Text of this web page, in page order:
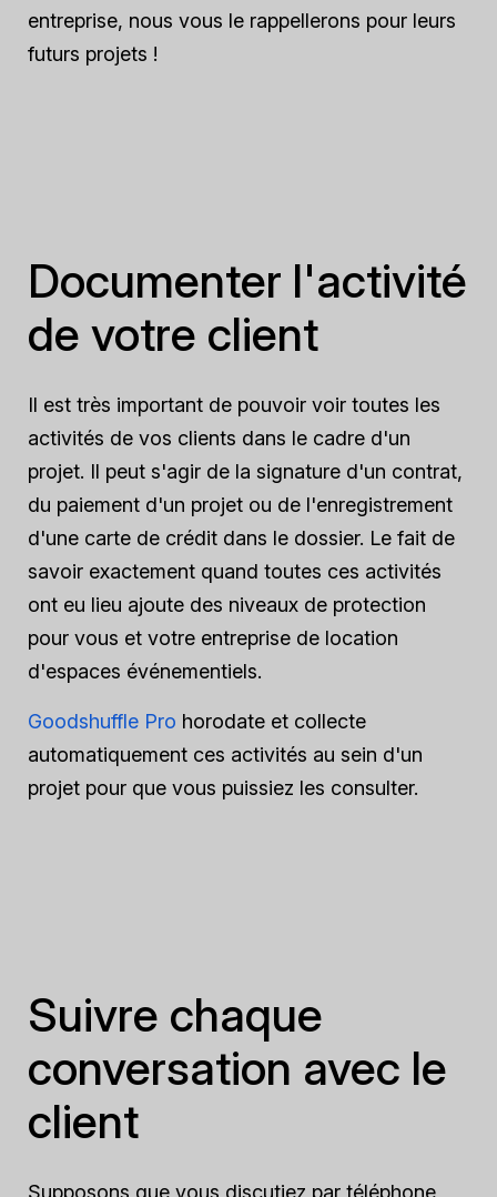
entreprise, nous vous le rappellerons pour leurs
futurs projets !
Documenter l'activité
de votre client
Il est très important de pouvoir voir toutes les
activités de vos clients dans le cadre d'un
projet. Il peut s'agir de la signature d'un contrat,
du paiement d'un projet ou de l'enregistrement
d'une carte de crédit dans le dossier. Le fait de
savoir exactement quand toutes ces activités
ont eu lieu ajoute des niveaux de protection
pour vous et votre entreprise de location
d'espaces événementiels.
Goodshuffle Pro horodate et collecte
automatiquement ces activités au sein d'un
projet pour que vous puissiez les consulter.
Suivre chaque
conversation avec le
client
Supposons que vous discutiez par téléphone